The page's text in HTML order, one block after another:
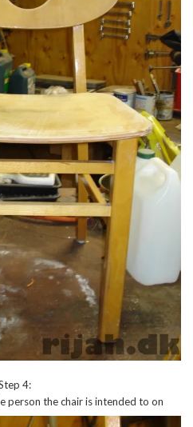
4:
person the chair is intended to on